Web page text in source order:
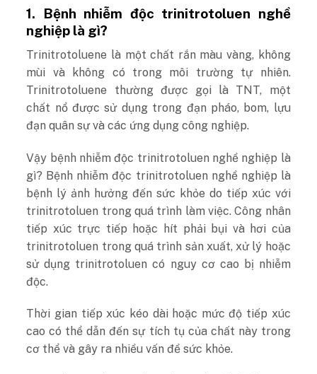
1. Bệnh nhiễm độc trinitrotoluen nghề
nghiệp là gì?
Trinitrotoluene là một chất rắn màu vàng, không
mùi và không có trong môi trường tự nhiên.
Trinitrotoluene thường được gọi là TNT, một
chất nổ được sử dụng trong đạn pháo, bom, lựu
đạn quân sự và các ứng dụng công nghiệp.
Vậy bệnh nhiễm độc trinitrotoluen nghề nghiệp là
gì? Bệnh nhiễm độc trinitrotoluen nghề nghiệp là
bệnh lý ảnh hưởng đến sức khỏe do tiếp xúc với
trinitrotoluen trong quá trình làm việc. Công nhân
tiếp xúc trực tiếp hoặc hít phải bụi và hơi của
trinitrotoluen trong quá trình sản xuất, xử lý hoặc
sử dụng trinitrotoluen có nguy cơ cao bị nhiễm
độc.
Thời gian tiếp xúc kéo dài hoặc mức độ tiếp xúc
cao có thể dẫn đến sự tích tụ của chất này trong
cơ thể và gây ra nhiều vấn đề sức khỏe.